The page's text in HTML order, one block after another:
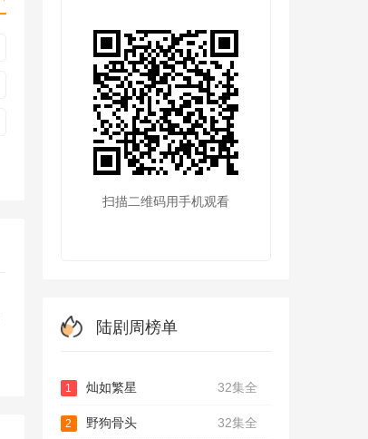
扫描二维码用手机观看
陆剧周榜单
32集全
1 灿如繁星
32集全
2 野狗骨头